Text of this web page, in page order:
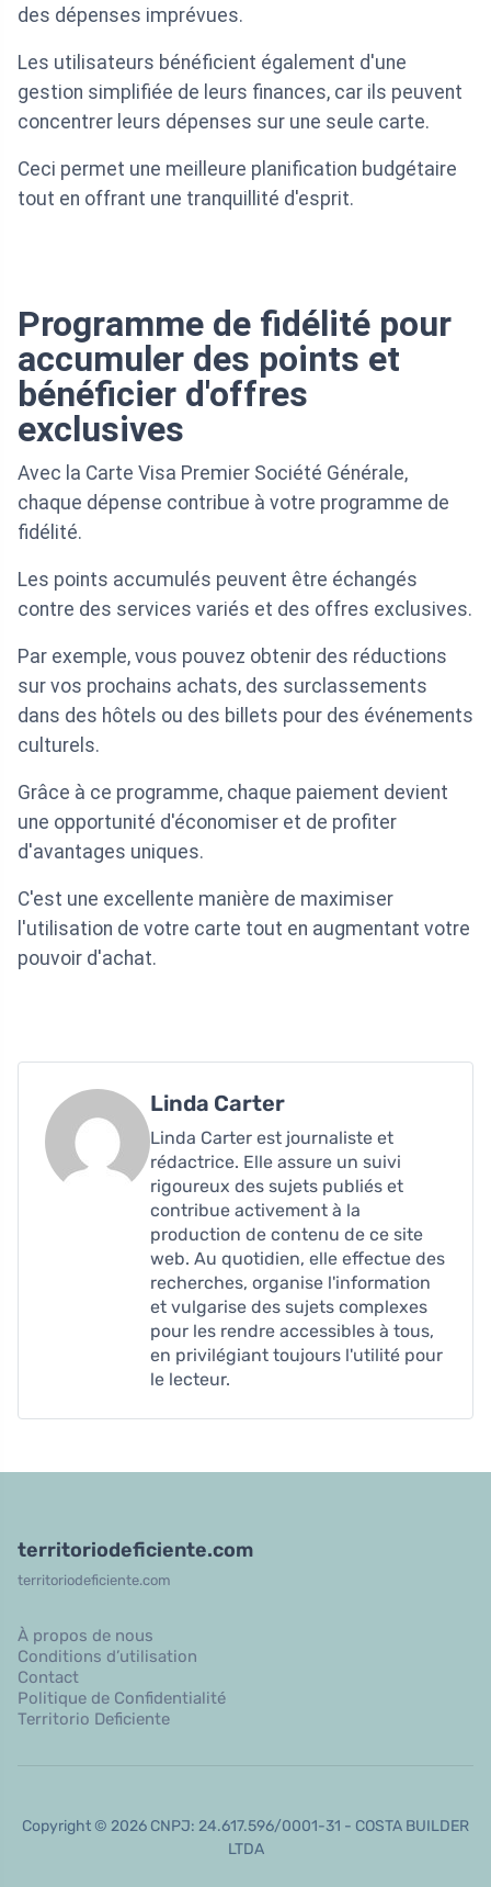
des dépenses imprévues.
Les utilisateurs bénéficient également d'une
gestion simplifiée de leurs finances, car ils peuvent
concentrer leurs dépenses sur une seule carte.
Ceci permet une meilleure planification budgétaire
tout en offrant une tranquillité d'esprit.
Programme de fidélité pour
accumuler des points et
bénéficier d'offres
exclusives
Avec la Carte Visa Premier Société Générale,
chaque dépense contribue à votre programme de
fidélité.
Les points accumulés peuvent être échangés
contre des services variés et des offres exclusives.
Par exemple, vous pouvez obtenir des réductions
sur vos prochains achats, des surclassements
dans des hôtels ou des billets pour des événements
culturels.
Grâce à ce programme, chaque paiement devient
une opportunité d'économiser et de profiter
d'avantages uniques.
C'est une excellente manière de maximiser
l'utilisation de votre carte tout en augmentant votre
pouvoir d'achat.
Linda Carter
Linda Carter est journaliste et
rédactrice. Elle assure un suivi
rigoureux des sujets publiés et
contribue activement à la
production de contenu de ce site
web. Au quotidien, elle effectue des
recherches, organise l'information
et vulgarise des sujets complexes
pour les rendre accessibles à tous,
en privilégiant toujours l'utilité pour
le lecteur.
territoriodeficiente.com
territoriodeficiente.com
À propos de nous
Conditions d’utilisation
Contact
Politique de Confidentialité
Territorio Deficiente
Copyright © 2026 CNPJ: 24.617.596/0001-31 - COSTA BUILDER
LTDA